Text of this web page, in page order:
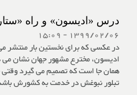
درس «ادیسون» و راه
1399/02/06 - 15:09
در عکسی که برای نخستین بار منتشر
ادیسون، مخترع مشهور جهان نشان
همان جا است که تصمیم می گیرد وقتی
تبلور نبوغش در خدمت به کشورش